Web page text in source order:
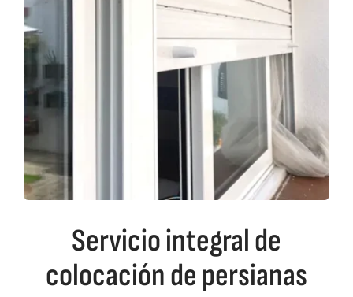
Servicio integral de
colocación de persianas